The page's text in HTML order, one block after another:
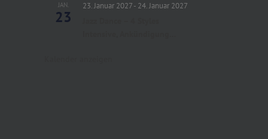
JAN.
23
23. Januar 2027- 24. Januar 2027